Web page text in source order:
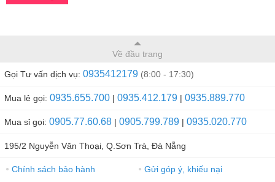
Về đầu trang
Gọi Tư vấn dịch vụ: 0935412179 (8:00 - 17:30)
Mua lẻ gọi: 0935.655.700 | 0935.412.179 | 0935.889.770
Mua sỉ gọi: 0905.77.60.68 | 0905.799.789 | 0935.020.770
195/2 Nguyễn Văn Thoại, Q.Sơn Trà, Đà Nẵng
● Chính sách bảo hành ● Gửi góp ý, khiếu nại